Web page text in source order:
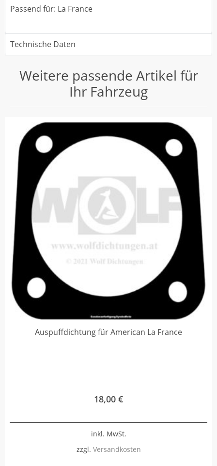
Passend für: La France
Technische Daten
Weitere passende Artikel für
Ihr Fahrzeug
Auspuffdichtung für American La France
18,00 €
inkl. MwSt.
zzgl. Versandkosten